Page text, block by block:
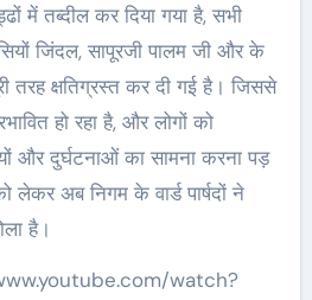
में तब्दील कर दिया गया है, सभी
जिंदल, सापूरजी पालम जी और के
तरह क्षतिग्रस्त कर दी गई है। जिससे
हो रहा है, और लोगों को
और दुर्घटनाओं का सामना करना पड़
लेकर अब निगम के वार्ड पार्षदों ने
है।
watch?